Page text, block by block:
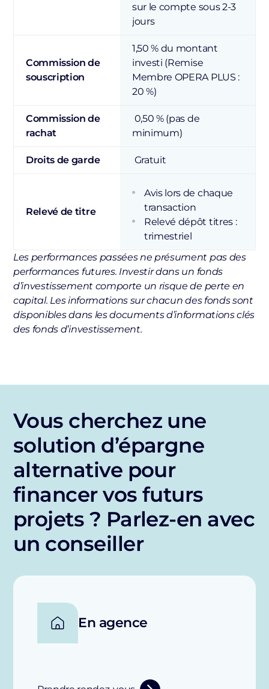
sur le compte sous 2-3
jours
Commission de
souscription
1,50 % du montant
investi (Remise
Membre OPERA PLUS :
20 %)
Commission de
rachat
0,50 % (pas de
minimum)
Droits de garde Gratuit
Relevé de titre
Avis lors de chaque
transaction
Relevé dépôt titres :
trimestriel
Les performances passées ne présument pas des
performances futures. Investir dans un fonds
d’investissement comporte un risque de perte en
capital. Les informations sur chacun des fonds sont
disponibles dans les documents d’informations clés
des fonds d’investissement.
Vous cherchez une
solution d’épargne
alternative pour
financer vos futurs
projets ? Parlez-en avec
un conseiller
En agence